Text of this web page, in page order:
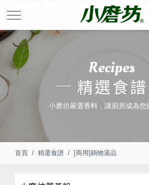
Recipes
精選食譜
小磨坊嚴選香料，讓廚房成為您
首頁 精選食譜 [商用]鍋物湯品